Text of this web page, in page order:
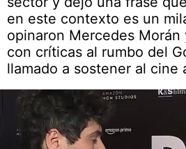
en este contexto es un
opinaron Mercedes Morán
con críticas al rumbo del
llamado a sostener al cine